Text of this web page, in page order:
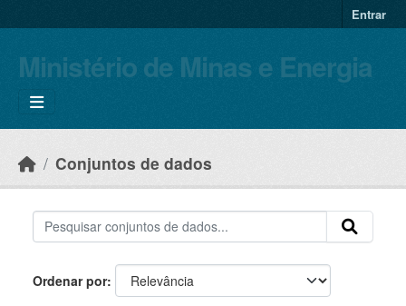
Entrar
Ministério de Minas e Energia
Conjuntos de dados
Ordenar por